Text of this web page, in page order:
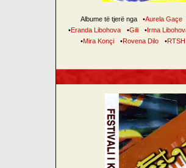
Albume të tjerë nga •Aurela Gaçe
•Eranda Libohova •Gili •Irma
•Mira Konçi •Rovena Dilo •RTSH